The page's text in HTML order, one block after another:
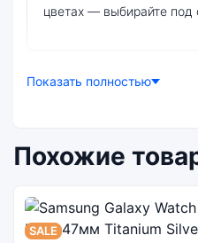
цветах — выбирайте под
Почему стоит
высокие
характеристики
Показать полностью
Похожие
SALE